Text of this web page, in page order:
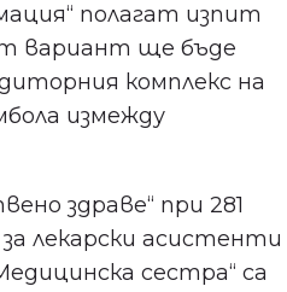
полагат изпит
вариант ще бъде
комплекс на
измежду
здраве“ при 281
лекарски асистенти
сестра“ са
важното
в Пловдив!